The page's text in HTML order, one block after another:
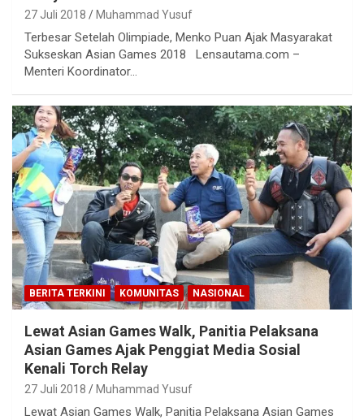
27 Juli 2018 Muhammad Yusuf
Terbesar Setelah Olimpiade, Menko Puan Ajak Masyarakat
Sukseskan Asian Games 2018 Lensautama.com –
Menteri Koordinator…
BERITA TERKINI KOMUNITAS NASIONAL
Lewat Asian Games Walk, Panitia Pelaksana
Asian Games Ajak Penggiat Media Sosial
Kenali Torch Relay
27 Juli 2018 Muhammad Yusuf
Lewat Asian Games Walk, Panitia Pelaksana Asian Games